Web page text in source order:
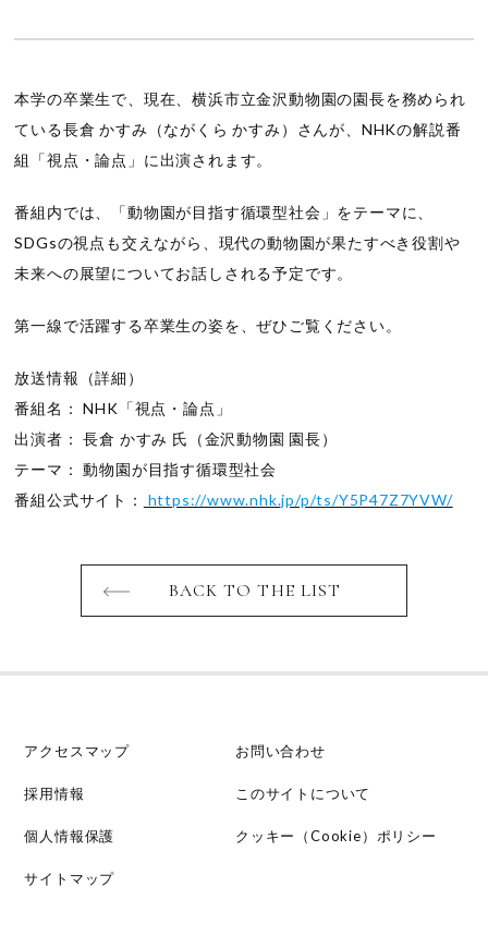
本学の卒業生で、現在、横浜市立金沢動物園の園長を務められ
ている長倉 かすみ（ながくら かすみ）さんが、NHKの解説番
組「視点・論点」に出演されます。
番組内では、「動物園が目指す循環型社会」をテーマに、
SDGsの視点も交えながら、現代の動物園が果たすべき役割や
未来への展望についてお話しされる予定です。
第一線で活躍する卒業生の姿を、ぜひご覧ください。
放送情報（詳細）
番組名： NHK「視点・論点」
出演者： 長倉 かすみ 氏（金沢動物園 園長）
テーマ： 動物園が目指す循環型社会
番組公式サイト：
https://www.nhk.jp/p/ts/Y5P47Z7YVW/
BACK TO THE LIST
アクセスマップ お問い合わせ
採用情報 このサイトについて
個人情報保護 クッキー（Cookie）ポリシー
サイトマップ